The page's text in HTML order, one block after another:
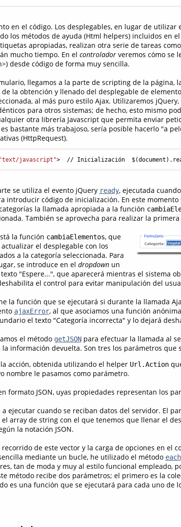
en el código. Los desplegables, en lugar de utilizar
los métodos de ayuda (Html helpers) incluidos en el
apropiadas, realizan otra serie de tareas
mucho tiempo. En el controladorveremos cómo se
desde código de forma muy sencilla.
llegamos a la parte de scripting de la página,
la obtención y llenado del desplegable de
al más puro estilo Ajax. Utilizaremos jQuery,
para otros sistemas; de hecho, esto mismo
otra librería Javascript que permita enviar
bastante más trabajoso, sería posible hacerlo "a
(HttpRequest).
"text/javascript">  // Inicialización
se utiliza el evento jQuery ready, ejecutada
introducir código de inicialización. En este momento
la llamada apropiada a la función
También se aprovecha para realizar la
la función cambiaElementos, que
el desplegable con los
a la categoría seleccionada. Para
se introduce en el dropdownun
"Espere...", que aparecerá mientras el sistema
el control para evitar manipulación del
la función que se ejecutará si durante la llamada
ajaxError, al que asociamos una función
el texto "Categoría incorrecta" y lo dejará
el método getJSONpara efectuar la llamada al
información devuelta. Son tres los parámetros que
la acción, obtenida utilizando el helper Url.Action
nombre le pasamos como parámetro.
formato JSON, uyas propiedades representan los
a ejecutar cuando se reciban datos del servidor. El
array de string con el que tenemos que llenar el
la notación JSON.
de este vector y la carga de opciones en el
mediante un bucle, he utilizado el método each
tan de moda y muy al estilo funcional empleado,
método recibe dos parámetros; el primero es la
es una función que se ejecutará para cada uno de